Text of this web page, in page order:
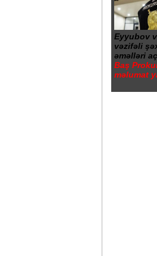
Eyyubov
vəzifəli
əməlləri
Baş
məlumat